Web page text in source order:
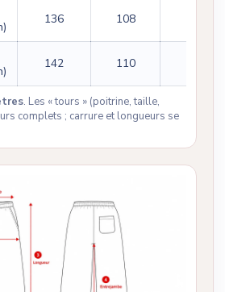
136 108
142 110
. Les « tours » (poitrine, taille,
complets ; carrure et longueurs se